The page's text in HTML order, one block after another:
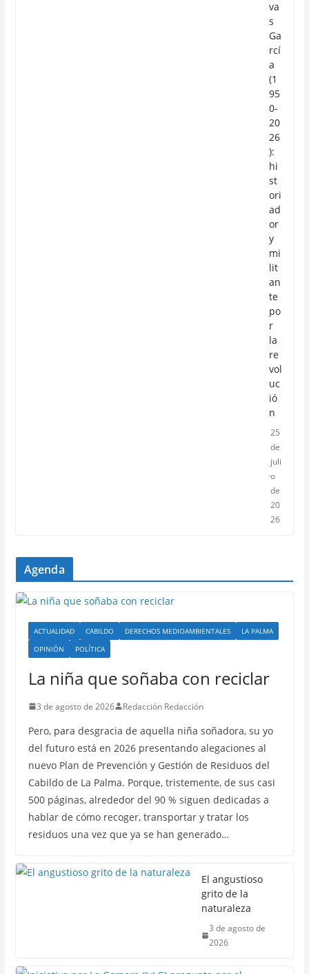
va
s
Ga
rcí
a
(1
95
0-
20
26
):
hi
st
ori
ad
or
y
mi
lit
an
te
po
r
la
re
vol
uc
ió
n
25
de
juli
o
de
20
26
Agenda
ACTUALIDAD CABILDO DERECHOS MEDIOAMBIENTALES
LA PALMA
OPINIÓN
POLÍTICA
La niña que soñaba con reciclar
3 de agosto de 2026 Redacción Redacción
Pero, para desgracia de aquella niña soñadora, su yo
del futuro está en 2026 presentando alegaciones al
nuevo Plan de Prevención y Gestión de Residuos del
Cabildo de La Palma. Porque, tristemente, de sus casi
500 páginas, alrededor del 90 % siguen dedicadas a
hablar de cómo recoger, transportar y tratar los
residuos una vez que ya se han generado…
El angustioso
grito de la
naturaleza
3 de agosto de
2026